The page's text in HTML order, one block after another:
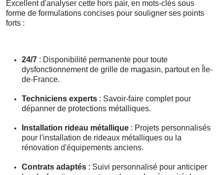
Excellent d'analyser cette hors pair, en mots-clés sous
forme de formulations concises pour souligner ses points
forts :
24/7 : Disponibilité permanente pour toute
dysfonctionnement de grille de magasin, partout en Île-
de-France.
Techniciens experts : Savoir-faire complet pour
dépanner de protections métalliques.
Installation rideau métallique : Projets personnalisés
pour l'installation de rideaux métalliques ou la
rénovation d'équipements anciens.
Contrats adaptés : Suivi personnalisé pour anticiper